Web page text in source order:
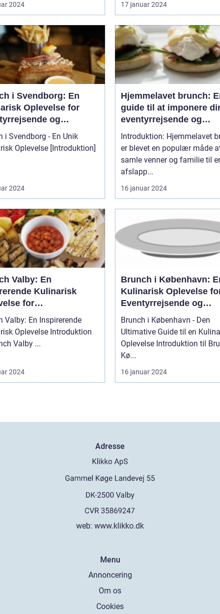
2024 17 januar 2024
i Svendborg: En
Oplevelse for
og
i Svendborg - En Unik
[Introduktion]
2024
Hjemmelavet brunch:
guide til at imponere
eventyrrejsende og
backpacker-venner
lækker og historisk
inspireret måltid
Introduktion: Hjemmelavet
er blevet en populær måde
samle venner og familie til
afslapp...
16 januar 2024
Valby: En
Kulinarisk
for
og
Valby: En Inspirerende
Introduktion
til Brunch Valby ...
2024
Brunch i København:
Kulinarisk Oplevelse
Eventyrrejsende og
Backpackere
Brunch i København - Den
Ultimative Guide til en
Oplevelse Introduktion til Brunch i
Kø...
16 januar 2024
Adresse
web: www.klikko.dk
Menu
Annoncering
Om os
Cookies